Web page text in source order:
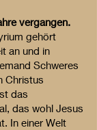
vergangen.
gehört
an und in
Schweres
Christus
das
das wohl Jesus
In einer Welt